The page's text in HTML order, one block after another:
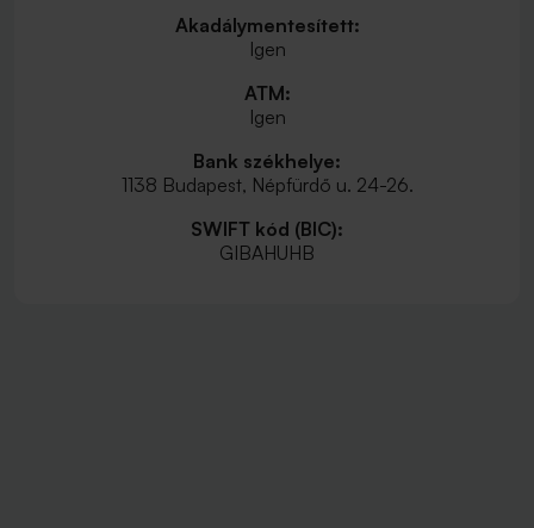
Akadálymentesített:
Igen
ATM:
Igen
Bank székhelye:
1138 Budapest, Népfürdő u. 24-26.
SWIFT kód (BIC):
GIBAHUHB